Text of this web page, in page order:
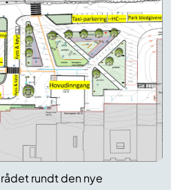
rundt den nye